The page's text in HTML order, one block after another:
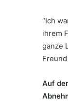
“Ich
ihrem
ganze
Auf